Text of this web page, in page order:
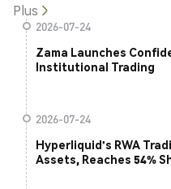
Plus
2026-07-24
Zama Launches
Institutional Trading
2026-07-24
Hyperliquid's RWA
Assets, Reaches 54%